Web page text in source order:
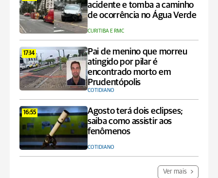
acidente e tomba a caminho
de ocorrência no Água Verde
CURITIBA E RMC
17:14
Pai de menino que morreu
atingido por pilar é
encontrado morto em
Prudentópolis
COTIDIANO
16:55
Agosto terá dois eclipses;
saiba como assistir aos
fenômenos
COTIDIANO
Ver mais